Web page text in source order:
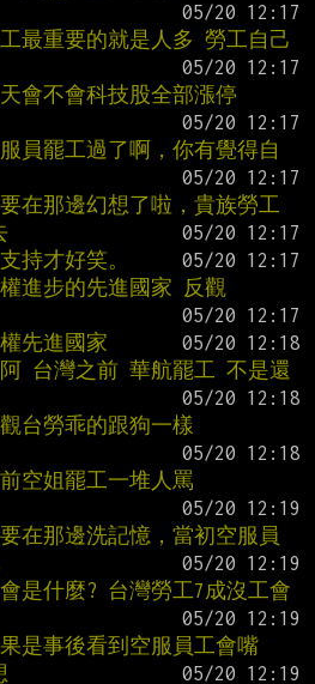
最重要的就是人多 勞工自己
會不會科技股全部漲停
員罷工過了啊，你有覺得自
在那邊幻想了啦，貴族勞工
持才好笑。
進步的先進國家 反觀
先進國家
台灣之前 華航罷工 不是還
台勞乖的跟狗一樣
空姐罷工一堆人罵
在那邊洗記憶，當初空服員
是什麼? 台灣勞工7成沒工會
是事後看到空服員工會嘴